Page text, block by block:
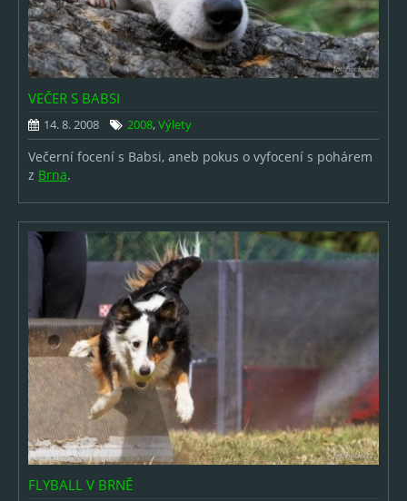
VEČER S BABSI
14. 8. 2008 2008,Výlety
Večerní focení s Babsi, aneb pokus o vyfocení s pohárem
z Brna.
FLYBALL V BRNĚ